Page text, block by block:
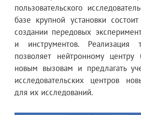
пользовательского
базе крупной установки
создании передовых
и инструментов. Реализация
позволяет нейтронному
новым вызовам и предлагать
исследовательских центров
для их исследований.